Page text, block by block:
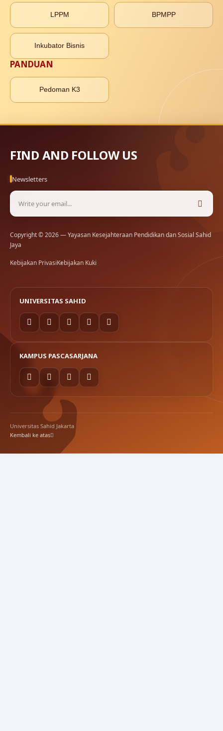
LPPM BPMPP
Inkubator Bisnis
PANDUAN
Pedoman K3
FIND AND FOLLOW US
Newsletters
Copyright © 2026 — Yayasan Kesejahteraan Pendidikan dan Sosial Sahid
Jaya
Kebijakan PrivasiKebijakan Kuki
UNIVERSITAS SAHID
KAMPUS PASCASARJANA
Universitas Sahid Jakarta
Kembali ke atas